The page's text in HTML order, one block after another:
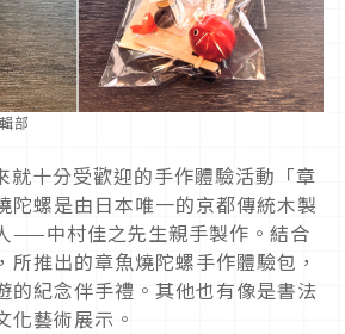
部
就十分受歡迎的手作體驗活動「章
陀螺是由日本唯一的京都傳統木製
——中村佳之先生親手製作。結合
所推出的章魚燒陀螺手作體驗包，
的紀念伴手禮。其他也有像是書法
化藝術展示。